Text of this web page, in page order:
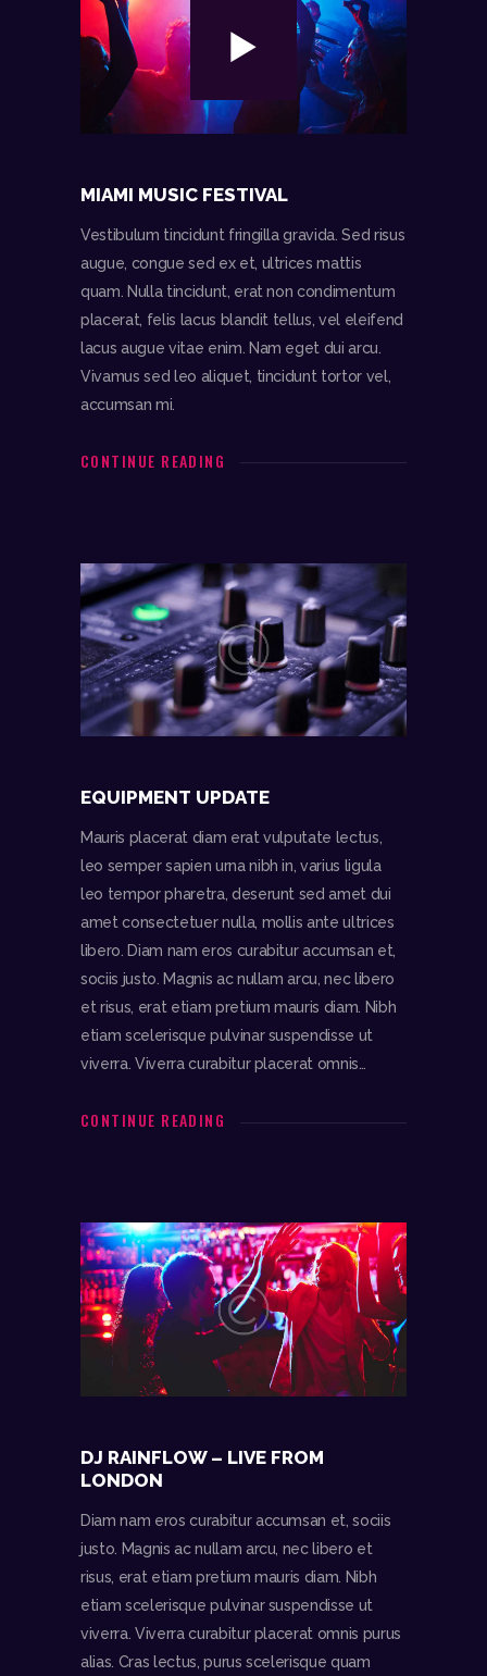
MIAMI MUSIC FESTIVAL
Vestibulum tincidunt fringilla gravida. Sed risus
augue, congue sed ex et, ultrices mattis
quam. Nulla tincidunt, erat non condimentum
placerat, felis lacus blandit tellus, vel eleifend
lacus augue vitae enim. Nam eget dui arcu.
Vivamus sed leo aliquet, tincidunt tortor vel,
accumsan mi.
CONTINUE READING
EQUIPMENT UPDATE
Mauris placerat diam erat vulputate lectus,
leo semper sapien urna nibh in, varius ligula
leo tempor pharetra, deserunt sed amet dui
amet consectetuer nulla, mollis ante ultrices
libero. Diam nam eros curabitur accumsan et,
sociis justo. Magnis ac nullam arcu, nec libero
et risus, erat etiam pretium mauris diam. Nibh
etiam scelerisque pulvinar suspendisse ut
viverra. Viverra curabitur placerat omnis…
CONTINUE READING
DJ RAINFLOW – LIVE FROM
LONDON
Diam nam eros curabitur accumsan et, sociis
justo. Magnis ac nullam arcu, nec libero et
risus, erat etiam pretium mauris diam. Nibh
etiam scelerisque pulvinar suspendisse ut
viverra. Viverra curabitur placerat omnis purus
alias. Cras lectus, purus scelerisque quam